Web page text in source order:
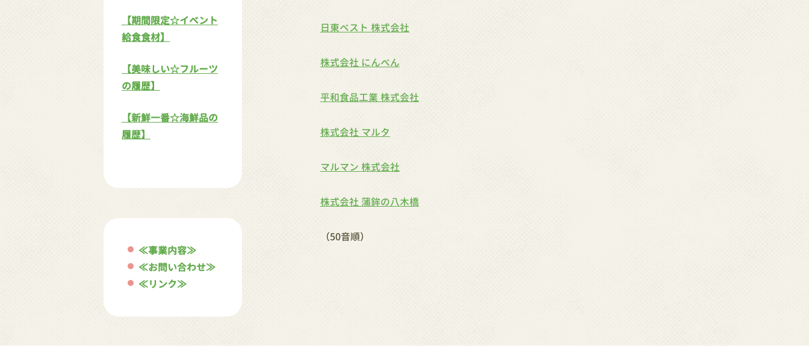
日東ベスト 株式会社
株式会社 にんべん
平和食品工業 株式会社
株式会社 マルタ
マルマン 株式会社
株式会社 蒲鉾の八木橋
（50音順）
【期間限定☆イベント
給食食材】
【美味しい☆フルーツ
の履歴】
【新鮮一番☆海鮮品の
履歴】
≪事業内容≫
≪お問い合わせ≫
≪リンク≫